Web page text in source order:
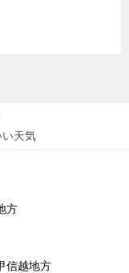
い天気
方
信越地方